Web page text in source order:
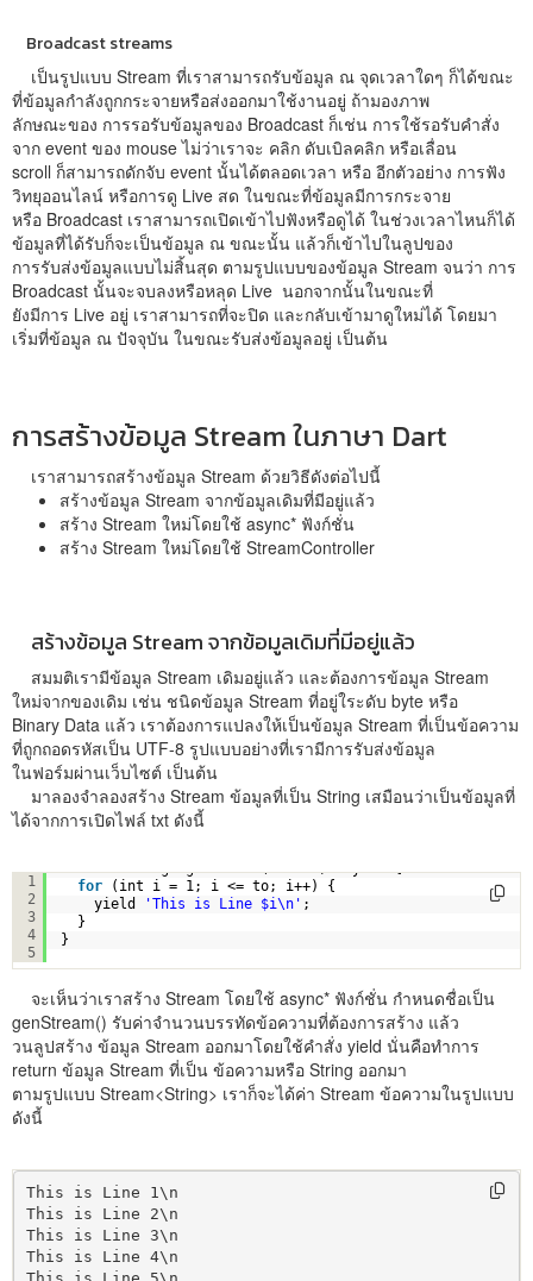
Broadcast streams
เป็นรูปแบบ Stream ที่เราสามารถรับข้อมูล ณ จุดเวลาใดๆ ก็ได้ขณะ
ที่ข้อมูลกำลังถูกกระจายหรือส่งออกมาใช้งานอยู่ ถ้ามองภาพ
ลักษณะของ การรอรับข้อมูลของ Broadcast ก็เช่น การใช้รอรับคำสั่ง
จาก event ของ mouse ไม่ว่าเราจะ คลิก ดับเบิลคลิก หรือเลื่อน
scroll ก็สามารถดักจับ event นั้นได้ตลอดเวลา หรือ อีกตัวอย่าง การฟัง
วิทยุออนไลน์ หรือการดู Live สด ในขณะที่ข้อมูลมีการกระจาย
หรือ Broadcast เราสามารถเปิดเข้าไปฟังหรือดูได้ ในช่วงเวลาไหนก็ได้
ข้อมูลที่ได้รับก็จะเป็นข้อมูล ณ ขณะนั้น แล้วก็เข้าไปในลูปของ
การรับส่งข้อมูลแบบไม่สิ้นสุด ตามรูปแบบของข้อมูล Stream จนว่า การ
Broadcast นั้นจะจบลงหรือหลุด Live นอกจากนั้นในขณะที่
ยังมีการ Live อยู่ เราสามารถที่จะปิด และกลับเข้ามาดูใหม่ได้ โดยมา
เริ่มที่ข้อมูล ณ ปัจจุบัน ในขณะรับส่งข้อมูลอยู่ เป็นต้น
การสร้างข้อมูล Stream ในภาษา Dart
เราสามารถสร้างข้อมูล Stream ด้วยวิธีดังต่อไปนี้
สร้างข้อมูล Stream จากข้อมูลเดิมที่มีอยู่แล้ว
สร้าง Stream ใหม่โดยใช้ async* ฟังก์ชั่น
สร้าง Stream ใหม่โดยใช้ StreamController
สร้างข้อมูล Stream จากข้อมูลเดิมที่มีอยู่แล้ว
สมมติเรามีข้อมูล Stream เดิมอยู่แล้ว และต้องการข้อมูล Stream
ใหม่จากของเดิม เช่น ชนิดข้อมูล Stream ที่อยู่ใระดับ byte หรือ
Binary Data แล้ว เราต้องการแปลงให้เป็นข้อมูล Stream ที่เป็นข้อความ
ที่ถูกถอดรหัสเป็น UTF-8 รูปแบบอย่างที่เรามีการรับส่งข้อมูล
ในฟอร์มผ่านเว็บไซต์ เป็นต้น
มาลองจำลองสร้าง Stream ข้อมูลที่เป็น String เสมือนว่าเป็นข้อมูลที่
ได้จากการเปิดไฟล์ txt ดังนี้
1
2
3
4
5
for
(int i = 1; i <= to; i++) {
yield
'This is Line $i\n' ;
}
}
จะเห็นว่าเราสร้าง Stream โดยใช้ async* ฟังก์ชั่น กำหนดชื่อเป็น
genStream() รับค่าจำนวนบรรทัดข้อความที่ต้องการสร้าง แล้ว
วนลูปสร้าง ข้อมูล Stream ออกมาโดยใช้คำสั่ง yield นั่นคือทำการ
return ข้อมูล Stream ที่เป็น ข้อความหรือ String ออกมา
ตามรูปแบบ Stream<String> เราก็จะได้ค่า Stream ข้อความในรูปแบบ
ดังนี้
This is Line 1\n
This is Line 2\n
This is Line 3\n
This is Line 4\n